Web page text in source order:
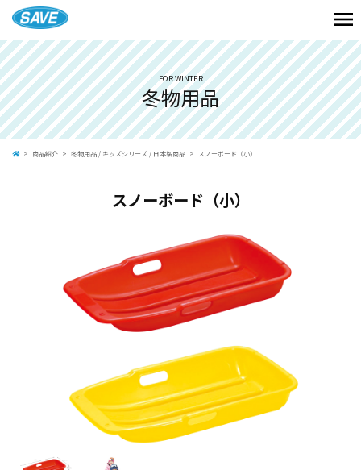
FOR WINTER
冬物用品
商品紹介 冬物用品 / キッズシリーズ / 日本製商品 スノーボード（小）
スノーボード（小）